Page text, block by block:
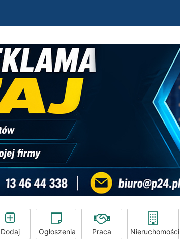
Dodaj Ogłoszenia Praca Nieruchomości